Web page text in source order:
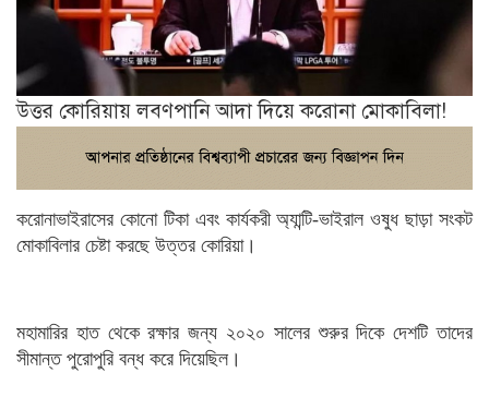
উত্তর কোরিয়ায় লবণপানি আদা দিয়ে করোনা মোকাবিলা!
করোনাভাইরাসের কোনো টিকা এবং কার্যকরী অ্যান্টি-ভাইরাল ওষুধ ছাড়া সংকট
মোকাবিলার চেষ্টা করছে উত্তর কোরিয়া।
মহামারির হাত থেকে রক্ষার জন্য ২০২০ সালের শুরুর দিকে দেশটি তাদের
সীমান্ত পুরোপুরি বন্ধ করে দিয়েছিল।